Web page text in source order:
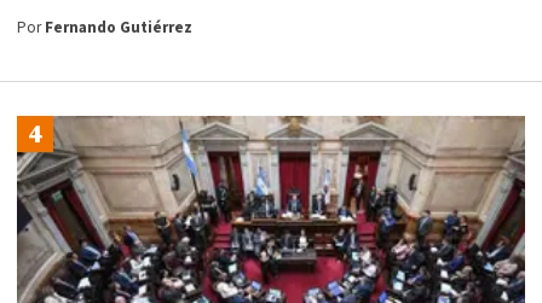
PorFernando Gutiérrez